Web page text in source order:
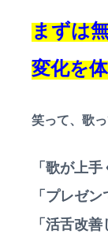
まずは
変化を
笑って、歌
「歌が上手
「プレゼ
「活舌改善